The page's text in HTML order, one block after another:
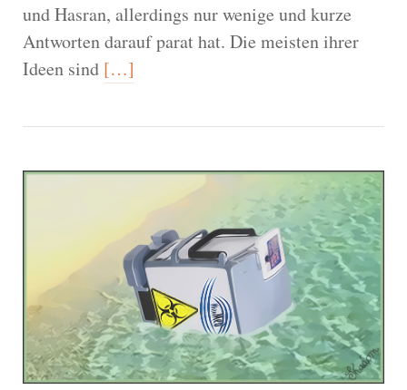
und Hasran, allerdings nur wenige und kurze
Antworten darauf parat hat. Die meisten ihrer
Ideen sind […]